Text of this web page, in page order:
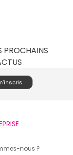
PROCHAINS
nous ?